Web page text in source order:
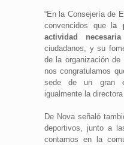
“En la Consejería de
convencidos que la
actividad necesaria
ciudadanos, y su
de la organización
nos congratulamos
sede de un gran
igualmente la
De Nova señaló
deportivos, junto a
contamos en la